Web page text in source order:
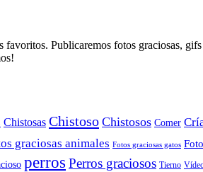
Publicaremos fotos graciosas,
Chistosas Chistoso Chistosos Comer
graciosas animales Fotos graciosas gatos
perros Perros graciosos Tierno